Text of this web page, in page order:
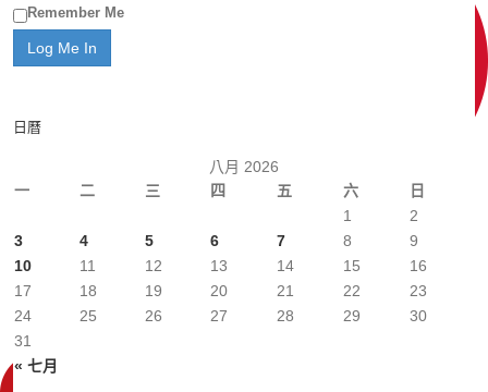
Remember Me
日曆
八月 2026
一
二 三 四 五 六 日
« 七月
1
2
3
4 5 6 7 8
9
10
11 12 13 14 15
16
17
18 19 20 21 22
23
24
25 26 27 28 29
30
31